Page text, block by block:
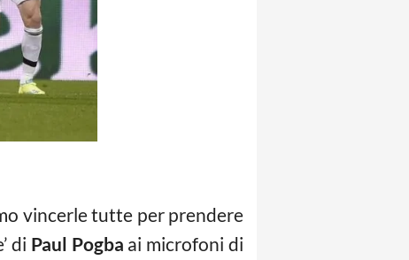
vincerle tutte per prendere
di Paul Pogba ai microfoni di